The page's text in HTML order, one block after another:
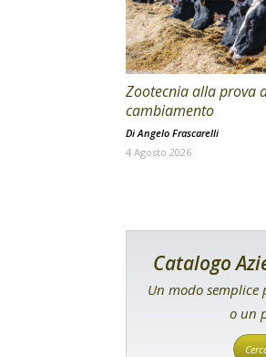
Zootecnia alla prova
cambiamento
Di Angelo Frascarelli
4 Agosto 2026
Catalogo
Un modo semplice
o un